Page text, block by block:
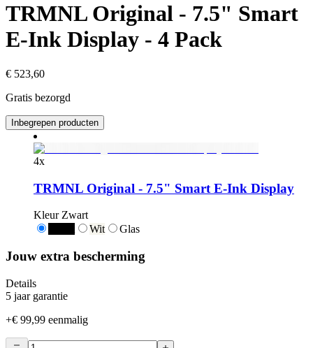
TRMNL Original - 7.5" Smart
E-Ink Display - 4 Pack
€ 523,60
Gratis bezorgd
Inbegrepen producten
4x
TRMNL Original - 7.5" Smart E-Ink Display
Kleur Zwart
Wit Glas
Jouw extra bescherming
Details
5 jaar garantie
+€ 99,99 eenmalig